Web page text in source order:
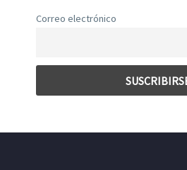
Correo electrónico